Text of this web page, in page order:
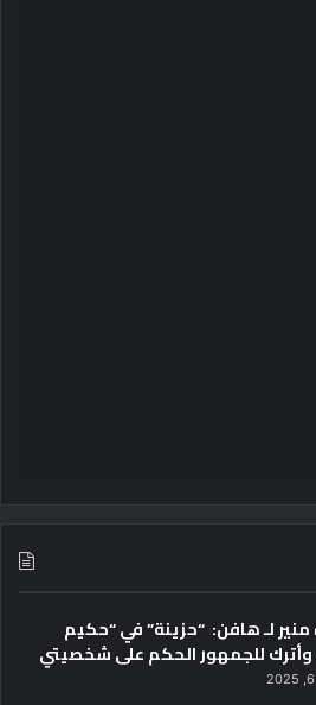
لـ هافن: “حزينة” في “حكيم
وأترك للجمهور الحكم على شخصيتي